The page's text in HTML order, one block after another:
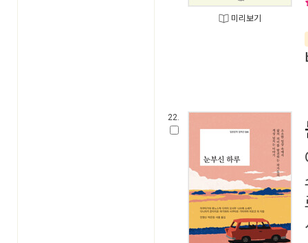
미리보기
22.